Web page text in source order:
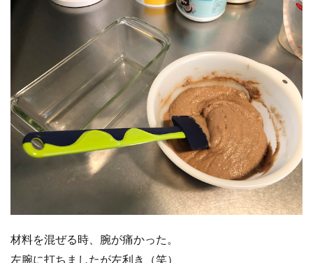
材料を混ぜる時、腕が痛かった。
左腕に打ちましたが左利き（笑）